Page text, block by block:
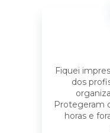
Fiquei
dos
Protegeram
horas e